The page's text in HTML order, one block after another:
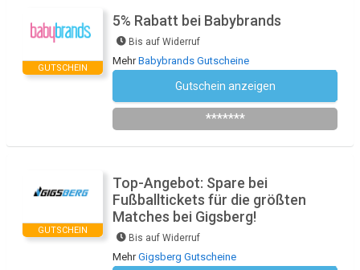
GUTSCHEIN
5% Rabatt bei Babybrands
Bis auf Widerruf
MehrBabybrands Gutscheine
Gutschein anzeigen
*******
GUTSCHEIN
Top-Angebot: Spare bei
Fußballtickets für die größten
Matches bei Gigsberg!
Bis auf Widerruf
MehrGigsberg Gutscheine